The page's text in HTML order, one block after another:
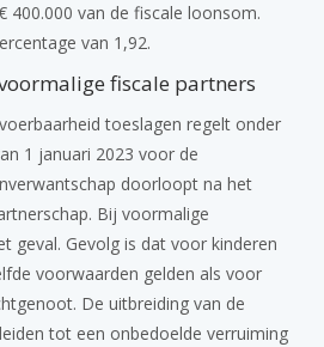
400.000 van de fiscale loonsom.
van 1,92.
fiscale partners
toeslagen regelt onder
1 januari 2023 voor de
doorloopt na het
Bij voormalige
geval. Gevolg is dat voor kinderen
voorwaarden gelden als voor
De uitbreiding van de
tot een onbedoelde verruiming